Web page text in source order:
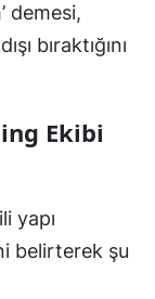
demesi,
bıraktığını
Ekibi
yapı
belirterek şu